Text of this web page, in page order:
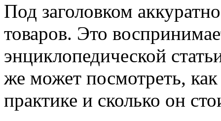
Под заголовком
товаров. Это
энциклопедической
же может посмотреть,
практике и сколько он